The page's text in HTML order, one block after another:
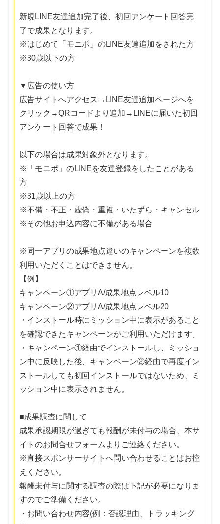
新規LINE友達追加完了後、初回アンケート回答完
了で成果となります。
※はじめて「モニポ」のLINE友達追加をされた方
※30歳以下の方
▼広告の使い方
広告サイトへアクセス→LINE友達追加ページへを
クリック→QRコードより追加→LINEに届いた初回
アンケート回答で成果！
以下の場合は成果対象外となります。
※「モニポ」のLINEを友達登録をしたことがある
方
※31歳以上の方
※不備・不正・虚偽・重複・いたずら・キャンセル
※その他お申込内容に不備がある場合
※同一アプリの成果地点違いのキャンペーンを複数
利用いただくことはできません。
【例】
キャンペーン①アプリA/成果地点レベル10
キャンペーン②アプリA/成果地点レベル20
・インストール時にミッション中に表示があること
を確認できたキャンペーンがご利用いただけます。
・キャンペーン①経由でインストールし、ミッショ
ン中に反映した後、キャンペーン②経由で再度イン
ストールしても初回インストールではないため、ミ
ッション中に表示されません。
■成果調査に関して
成果承認期限が過ぎても報酬が未付与の場合、本サ
イトのお問合せフォームよりご連絡ください。
※直接スポンサーサイトへ問い合わせることはお控
えください。
報酬未付与に関する調査の際は下記が必要になりま
すのでご準備ください。
・お問い合わせ内容(例：否認理由、トラッキング